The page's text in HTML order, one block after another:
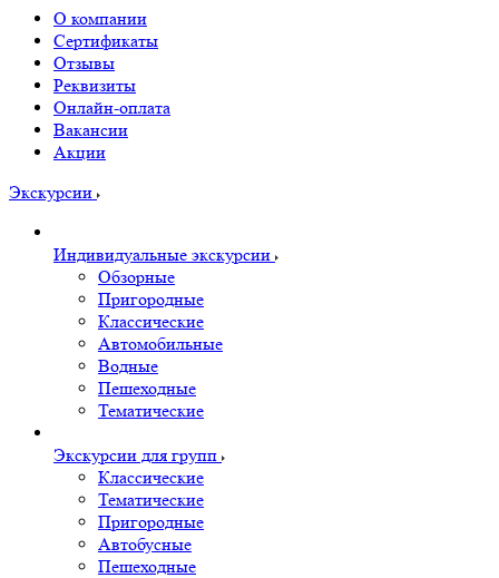
О компании
Сертификаты
Отзывы
Реквизиты
Онлайн-оплата
Вакансии
Акции
Экскурсии
Индивидуальные экскурсии
Обзорные
Пригородные
Классические
Автомобильные
Водные
Пешеходные
Тематические
Экскурсии для групп
Классические
Тематические
Пригородные
Автобусные
Пешеходные